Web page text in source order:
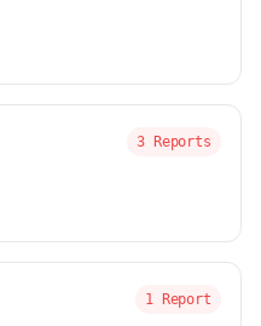
3 Reports
1 Report